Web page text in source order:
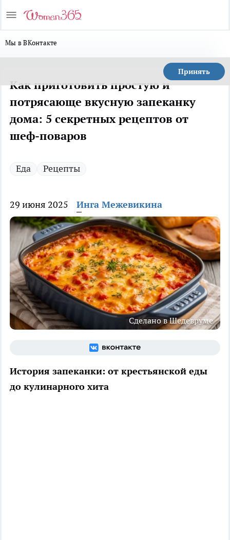
Мы в ВКонтакте
Принять
Как приготовить простую и
потрясающе вкусную запеканку
дома: 5 секретных рецептов от
шеф-поваров
Еда Рецепты
29 июня 2025 Инга Межевикина
Сделано в Шедевруме
История запеканки: от крестьянской еды
до кулинарного хита